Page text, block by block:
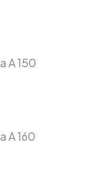
A 150
A 160